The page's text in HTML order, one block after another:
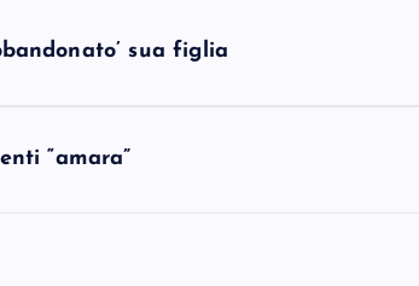
sua figlia
“amara”